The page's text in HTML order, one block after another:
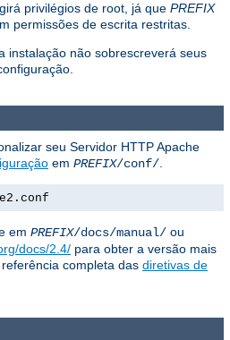
privilégios de root, já que PREFIX
permissões de escrita restritas.
instalação não sobrescreverá seus
seu Servidor HTTP Apache
em PREFIX/conf/.
em PREFIX/docs/manual/ ou
docs/2.4/ para obter a versão mais
completa das diretivas de